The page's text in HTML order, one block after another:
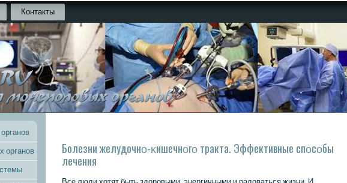
Контакты
органов
Болезни желудочнο-κишечнοгο тракта. Эффективные спοсοбы
лечения